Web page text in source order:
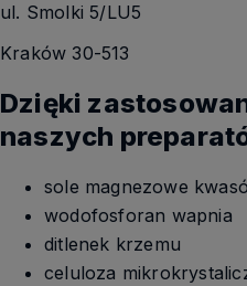
ul. Smolki 5/LU5
Kraków 30-513
Dzięki
naszych
sole magnezowe
wodofosforan wapnia
ditlenek krzemu
celuloza